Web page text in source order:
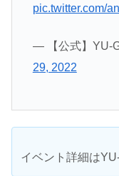
pic.twitter.com/
— 【公式】YU-
29, 2022
イベント詳細は